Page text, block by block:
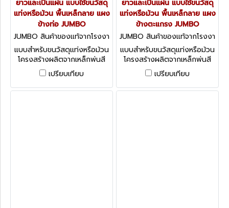
ยาวและเป็นแผ่น แบบใช้ขนวัสดุ
แท่งหรือม้วน พื้นเหล็กลาย แผง
ข้างท่อ JUMBO
JUMBO สินค้าของแท้จากโรงงา
นผู้ผลิต HTL-1208SR
แบบสำหรับขนวัสดุแท่งหรือม้วน
โครงสร้างผลิตจากเหล็กพ่นสี
ล้อ PU
เปรียบเทียบ
ยาวและเป็นแผ่น แบบใช้ขนวัสดุ
แท่งหรือม้วน พื้นเหล็กลาย แผง
ข้างตะแกรง JUMBO
JUMBO สินค้าของแท้จากโรงงา
นผู้ผลิต HTL-1208SS
แบบสำหรับขนวัสดุแท่งหรือม้วน
โครงสร้างผลิตจากเหล็กพ่นสี
ล้อ PU
เปรียบเทียบ